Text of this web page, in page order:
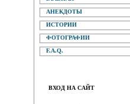
АНЕКДОТЫ
ИСТОРИИ
ФОТОГРАФИИ
F.A.Q.
ВХОД НА САЙТ